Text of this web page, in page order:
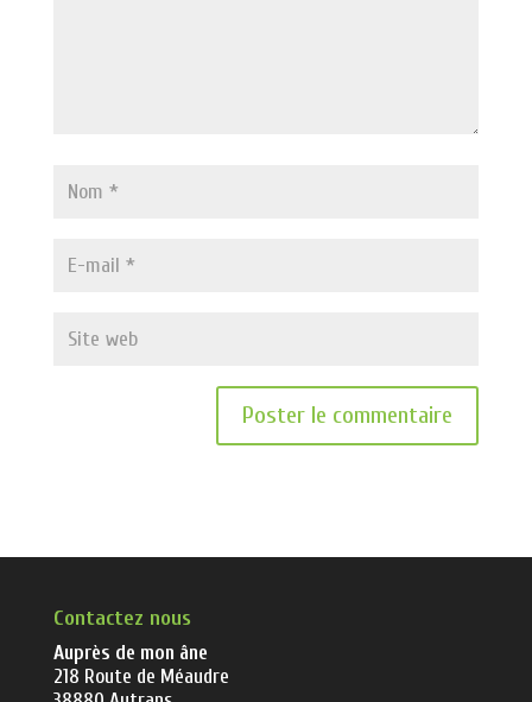
Contactez nous
Auprès de mon âne
218 Route de Méaudre